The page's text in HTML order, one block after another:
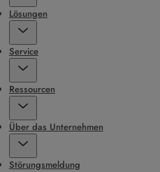
Lösungen
Service
Ressourcen
Über das Unternehmen
Störungsmeldung